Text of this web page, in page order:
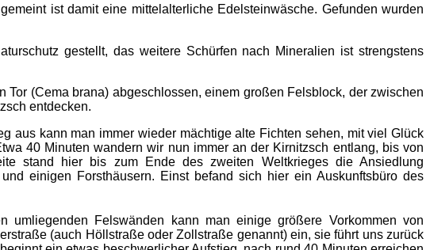
ist damit eine mittelalterliche Edelsteinwäsche. Gefunden wurden
gestellt, das weitere Schürfen nach Mineralien ist strengstens
(Cema brana) abgeschlossen, einem großen Felsblock, der zwischen
entdecken.
aus kann man immer wieder mächtige alte Fichten sehen, mit viel Glück
40 Minuten wandern wir nun immer an der Kirnitzsch entlang, bis von
stand hier bis zum Ende des zweiten Weltkrieges die Ansiedlung
einigen Forsthäusern. Einst befand sich hier ein Auskunftsbüro des
umliegenden Felswänden kann man einige größere Vorkommen von
(auch Höllstraße oder Zollstraße genannt) ein, sie führt uns zurück